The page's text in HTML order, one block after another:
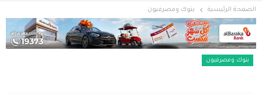
الصفحة الرئيسية بنوك ومصرفيون
بنوك ومصرفيون